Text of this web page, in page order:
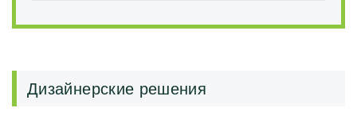
Дизайнерские решения